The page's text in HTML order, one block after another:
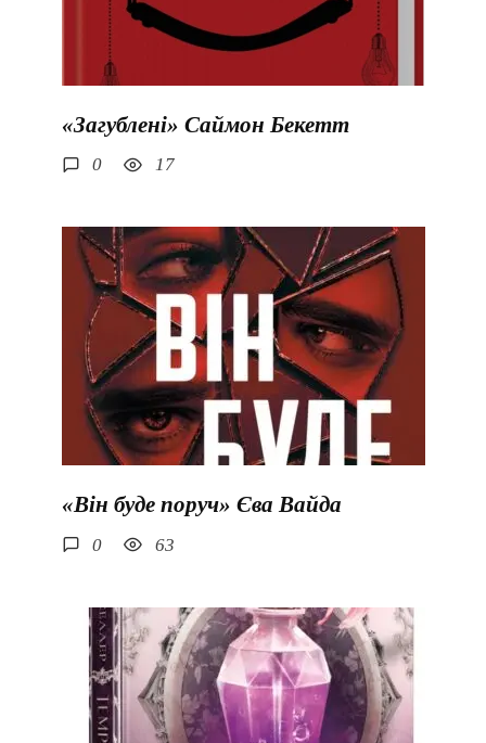
«Загублені» Саймон Бекетт
0 17
«Він буде поруч» Єва Вайда
0 63